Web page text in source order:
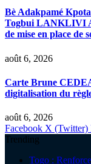
Bè Adakpamé
Togbui LANKLIVI
de mise en place de
août 6, 2026
Carte Brune
digitalisation du
août 6, 2026
Facebook X (Twitter)
Trending
Togo :